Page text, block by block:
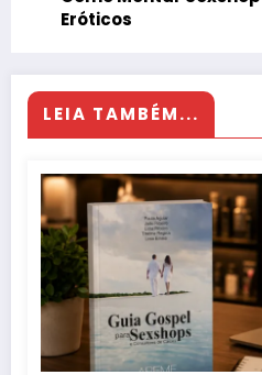
Eróticos
LEIA TAMBÉM...